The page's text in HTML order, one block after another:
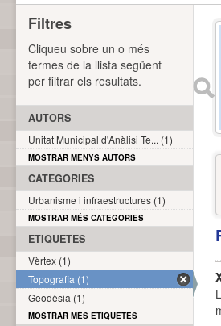
Filtres
Cliqueu sobre un o més
termes de la llista següent
per filtrar els resultats.
AUTORS
Unitat Municipal d'Anàlisi Te... (1)
MOSTRAR MENYS AUTORS
CATEGORIES
Urbanisme i infraestructures (1)
MOSTRAR MÉS CATEGORIES
ETIQUETES
Vèrtex (1)
Topografia (1)
Geodèsia (1)
MOSTRAR MÉS ETIQUETES